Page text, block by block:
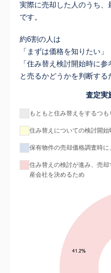
実際に売却した人のうち
です。
約6割の人は
「まずは価格を知りたい」
「住み替え検討開始時に参
と売るかどうかを判断する
査定実
もともと住み替えをするつ
住み替えについての検討開
保有物件の売却価格調査時
住み替えの検討が進み、売
産会社を決めるため